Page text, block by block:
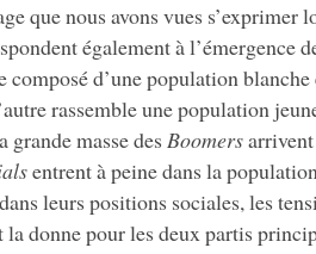
que nous avons vues s’exprimer
également à l’émergence
composé d’une population blanche
rassemble une population
grande masse des Boomersarrivent
entrent à peine dans la
leurs positions sociales, les
la donne pour les deux partis